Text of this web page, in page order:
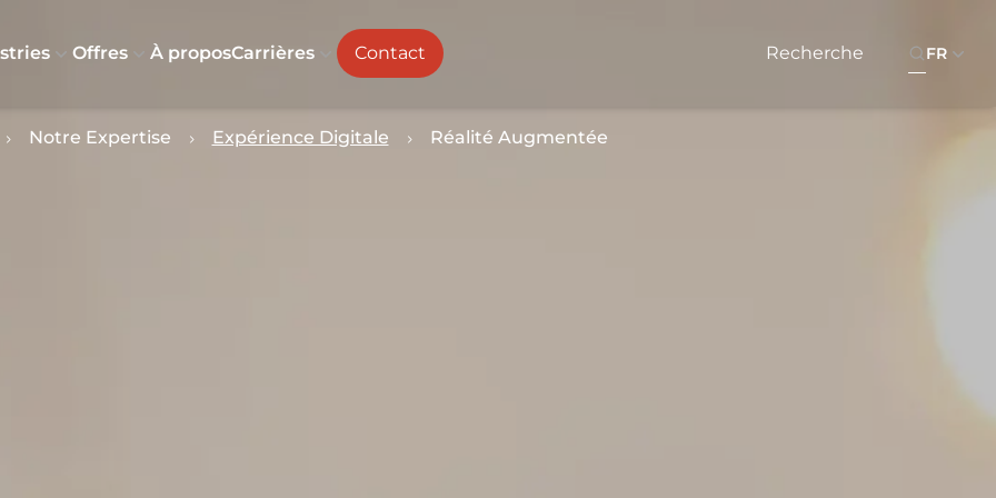
Offres À proposCarrières Contact FR
Notre Expertise Expérience Digitale Réalité Augmentée